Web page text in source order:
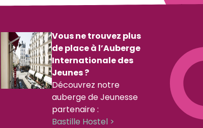
Vous ne trouvez plus
de place à l’Auberge
Internationale des
Jeunes ?
Découvrez notre
auberge de Jeunesse
partenaire :
Bastille Hostel >